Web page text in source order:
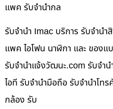
แพค รับจำนำกล
รับจำนำ Imac บริการ รับจำนำ
แพค ไอโฟน นาฬิกา และ ของแ
รับจํานําแจ้งวัฒนะ.com รับจำ
ไอที รับจำนำมือถือ รับจำนำโท
กล้อง รับ